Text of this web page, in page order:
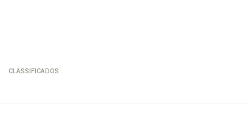
CLASSIFICADOS